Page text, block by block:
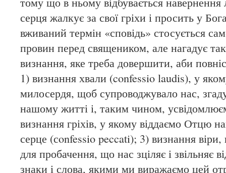
серця жалкує за свої гріхи і просить у
вживаний термін «сповідь» стосується
провин перед священиком, але нагадує
визнання, яке треба довершити, аби
1) визнання хвали (confessio laudis), у
милосердя, щоб супроводжувало нас,
нашому житті і, таким чином,
визнання гріхів, у якому віддаємо Отцю
серце (сonfessio peccati); 3) визнання віри,
для пробачення, що нас зціляє і звільняє
знаки і слова, якими ми виражаємо цей